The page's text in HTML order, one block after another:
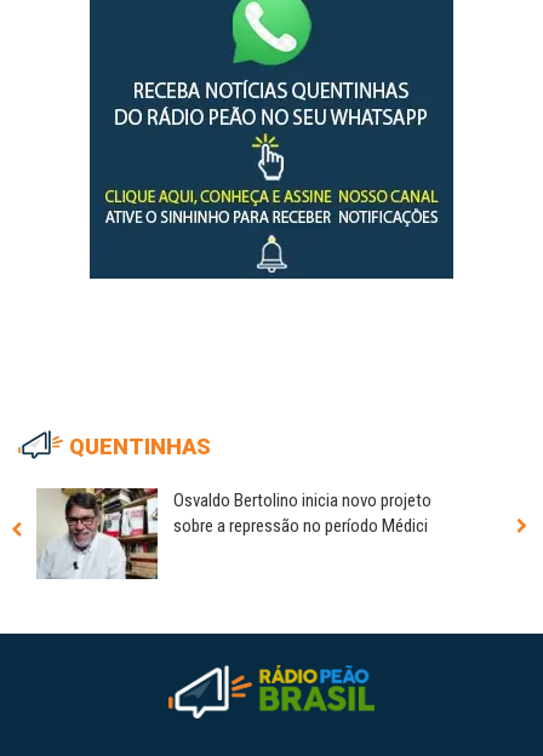
QUENTINHAS
Osvaldo Bertolino inicia novo projeto
sobre a repressão no período Médici